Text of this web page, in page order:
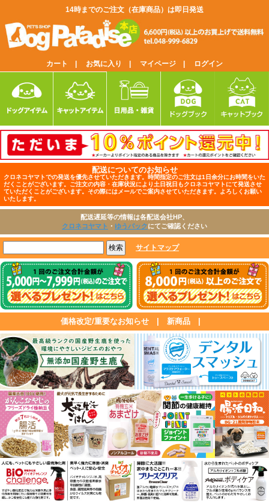
14時までのご注文（在庫商品）は即日発送
カート | お気に入り | マイページ | ログイン
配送についてのお知らせ
クロネコヤマトでの発送を優先させていただきます。時間指定のご注文は1日余分にお時間をいた
だくことがございます。ご注文の内容・在庫状況により土日祝日もクロネコヤマトにて発送させ
ていただくことがございます。その際にはメールでご案内させていただきます。よろしくお願い
いたします。
配送遅延等の情報は各配送会社HP、
クロネコヤマト ・ ゆうパックにてご確認ください
サイトマップ
価格改定/重要なお知らせ 新商品